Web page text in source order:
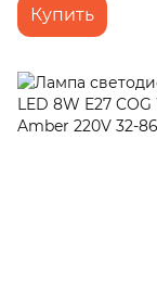
Купить